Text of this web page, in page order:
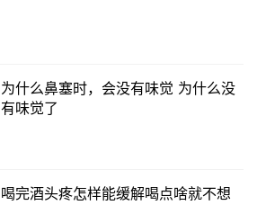
为什么鼻塞时，会没有味觉 为什么没
有味觉了
喝完酒头疼怎样能缓解喝点啥就不想